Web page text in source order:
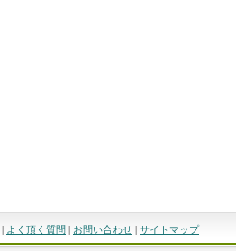
| よく頂く質問 | お問い合わせ | サイトマップ